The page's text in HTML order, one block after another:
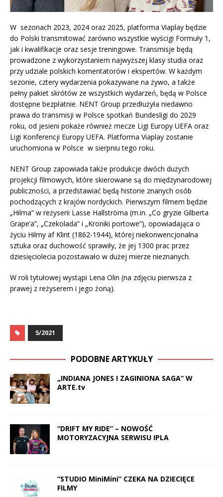
W sezonach 2023, 2024 oraz 2025, platforma Viaplay będzie
do Polski transmitować zarówno wszystkie wyścigi Formuły 1,
jak i kwalifikacje oraz sesje treningowe. Transmisje będą
prowadzone z wykorzystaniem najwyższej klasy studia oraz
przy udziale polskich komentatorów i ekspertów. W każdym
sezonie, cztery wydarzenia pokazywane na żywo, a także
pełny pakiet skrótów ze wszystkich wydarzeń, będą w Polsce
dostępne bezpłatnie. NENT Group przedłużyła niedawno
prawa do transmisji w Polsce spotkań Bundesligi do 2029
roku, od jesieni pokaże również mecze Ligi Europy UEFA oraz
Ligi Konferencji Europy UEFA. Platforma Viaplay zostanie
uruchomiona w Polsce w sierpniu tego roku.
NENT Group zapowiada także produkcje dwóch dużych
projekcji filmowych, które skierowane są do międzynarodowej
publiczności, a przedstawiać będą historie znanych osób
pochodzących z krajów nordyckich. Pierwszym filmem będzie
„Hilma” w reżyserii Lasse Hallströma (m.in. „Co gryzie Gilberta
Grape’a”, „Czekolada” i „Kroniki portowe”), opowiadająca o
życiu Hilmy af Klint (1862-1944), której niekonwencjonalna
sztuka oraz duchowość sprawiły, że jej 1300 prac przez
dziesięciolecia pozostawało w dużej mierze nieznanych.
W roli tytułowej wystąpi Lena Olin (na zdjęciu pierwsza z
prawej z reżyserem i jego żoną).
5/2021
PODOBNE ARTYKUŁY
„INDIANA JONES I ZAGINIONA SAGA” W
ARTE.tv
“DRIFT MY RIDE” – NOWOŚĆ
MOTORYZACYJNA SERWISU IPLA
“STUDIO MiniMini” CZEKA NA DZIECIĘCE
FILMY